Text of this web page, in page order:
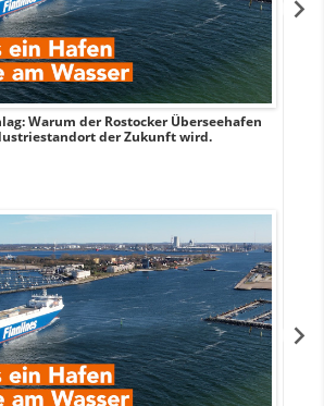
Warum der Rostocker Überseehafen
der Zukunft wird.